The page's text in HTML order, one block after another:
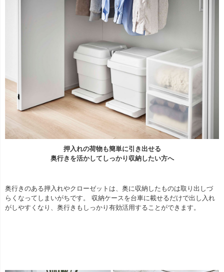
押入れの荷物も簡単に引き出せる
奥行きを活かしてしっかり収納したい方へ
奥行きのある押入れやクローゼットは、奥に収納したものは取り出しづ
らくなってしまいがちです。 収納ケースを台車に載せるだけで出し入れ
がしやすくなり、奥行きもしっかり有効活用することができます。